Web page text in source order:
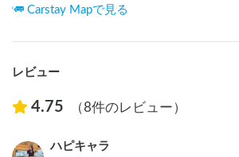
Carstay Mapで見る
レビュー
4.75 （8件のレビュー）
ハピキャラ